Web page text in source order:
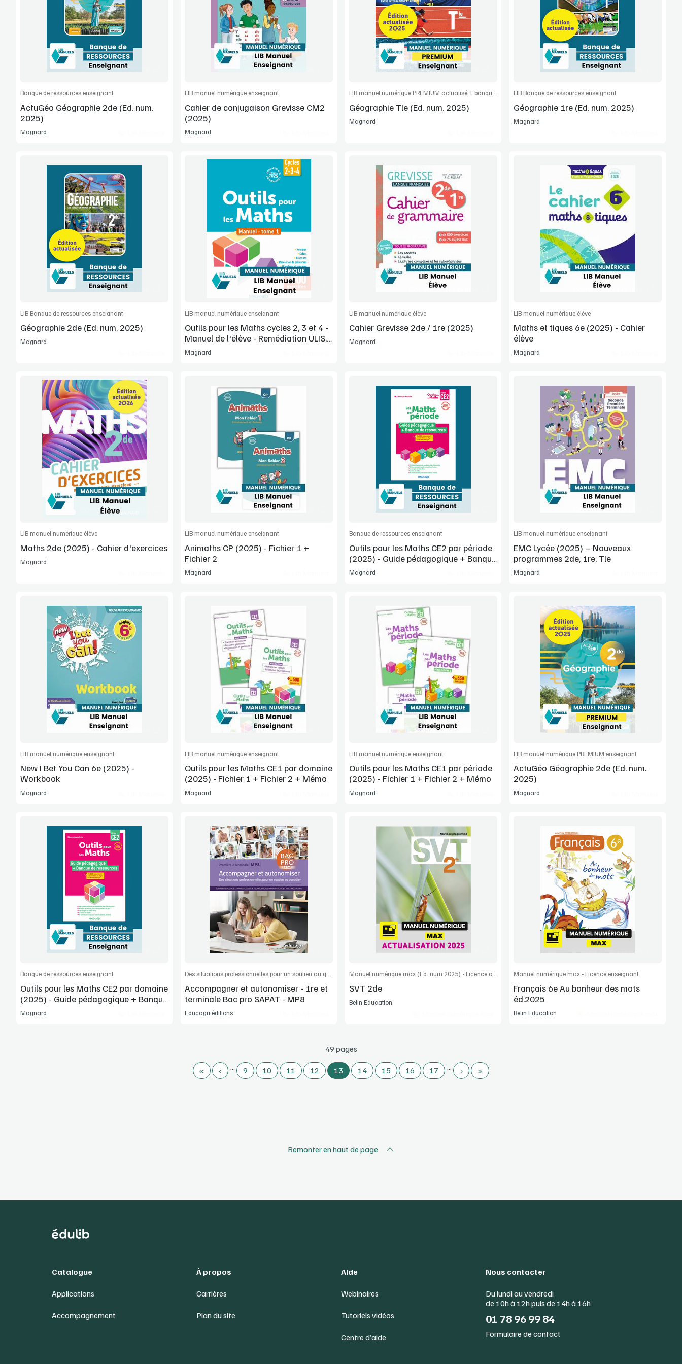
Extrait
Commander l'article
Banque de ressources enseignant
ActuGéo Géographie 2de (Ed. num.
2025)
Magnard
Extrait
Commander l'article
LIB manuel numérique enseignant
Cahier de conjugaison Grevisse CM2
(2025)
Magnard
Extrait
Commander l'article
Géographie Tle (Ed. num. 2025)
Magnard
Extrait
Commander l'article
LIB Banque de ressources enseignant
Géographie 1re (Ed. num. 2025)
Magnard
Voir la démo
Extrait
Commander l'article
LIB Banque de ressources enseignant
Géographie 2de (Ed. num. 2025)
Magnard
Voir la démo
Extrait
Commander l'article
LIB manuel numérique enseignant
Outils pour les Maths cycles 2, 3 et 4 -
Manuel de l'élève - Remédiation ULIS,
SEGPA, RASED, UPE2A (2025) – tome
Magnard
Voir la démo
Commander l'article
LIB manuel numérique élève
Cahier Grevisse 2de / 1re (2025)
Magnard
Voir la démo
Extrait
Commander l'article
LIB manuel numérique élève
Maths et tiques 6e (2025) - Cahier
élève
Magnard
Voir la démo
Extrait
Commander l'article
LIB manuel numérique élève
Maths 2de (2025) - Cahier d'exercices
Magnard
Voir la démo
Extrait
Commander l'article
LIB manuel numérique enseignant
Animaths CP (2025) - Fichier 1 +
Fichier 2
Magnard
Voir la démo
Extrait
Commander l'article
Banque de ressources enseignant
Outils pour les Maths CE2 par période
(2025) - Guide pédagogique + Banque
de ressources
Magnard
Voir la démo
Extrait
Commander l'article
LIB manuel numérique enseignant
EMC Lycée (2025) – Nouveaux
programmes 2de, 1re, Tle
Magnard
Voir la démo
Extrait
Commander l'article
LIB manuel numérique enseignant
New I Bet You Can 6e (2025) -
Workbook
Magnard
Voir la démo
Extrait
Commander l'article
LIB manuel numérique enseignant
Outils pour les Maths CE1 par domaine
(2025) - Fichier 1 + Fichier 2 + Mémo
Magnard
Voir la démo
Extrait
Commander l'article
LIB manuel numérique enseignant
Outils pour les Maths CE1 par période
(2025) - Fichier 1 + Fichier 2 + Mémo
Magnard
Voir la démo
Extrait
Commander l'article
LIB manuel numérique PREMIUM enseignant
ActuGéo Géographie 2de (Ed. num.
2025)
Magnard
Voir la démo
Extrait
Commander l'article
Banque de ressources enseignant
Outils pour les Maths CE2 par domaine
(2025) - Guide pédagogique + Banque
de ressources
Magnard
Voir la démo
Manuel complet
Commander l'article
Accompagner et autonomiser - 1re et
terminale Bac pro SAPAT - MP8
Educagri éditions
Voir la démo
Extrait
Commander l'article
SVT 2de
Belin Education
Voir la démo
Extrait
Commander l'article
Manuel numérique max - Licence enseignant
Français 6e Au bonheur des mots
éd.2025
Belin Education
49 pages
« ‹ … 9 10 11 12 13 14 15 16 17 … › »
Remonter en haut de page
Catalogue
Applications
Accompagnement
À propos
Carrières
Plan du site
Aide
Webinaires
Tutoriels vidéos
Centre d’aide
Nous contacter
Du lundi au vendredi
de 10h à 12h puis de 14h à 16h
01 78 96 99 84
Formulaire de contact